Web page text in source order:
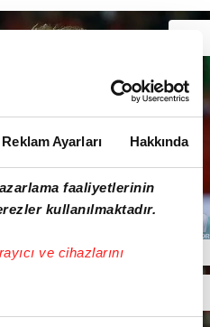
Reklam Ayarları Hakkında
faaliyetlerinin
kullanılmaktadır.
ve cihazlarını
sizlere özel
)